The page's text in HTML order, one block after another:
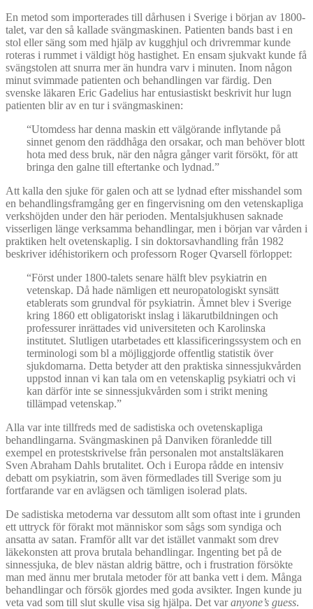
En metod som importerades till dårhusen i Sverige i början av 1800-
talet, var den så kallade svängmaskinen. Patienten bands bast i en
stol eller säng som med hjälp av kugghjul och drivremmar kunde
roteras i rummet i väldigt hög hastighet. En ensam sjukvakt kunde få
svängstolen att snurra mer än hundra varv i minuten. Inom någon
minut svimmade patienten och behandlingen var färdig. Den
svenske läkaren Eric Gadelius har entusiastiskt beskrivit hur lugn
patienten blir av en tur i svängmaskinen:
“Utomdess har denna maskin ett välgörande inflytande på
sinnet genom den räddhåga den orsakar, och man behöver blott
hota med dess bruk, när den några gånger varit försökt, för att
bringa den galne till eftertanke och lydnad.”
Att kalla den sjuke för galen och att se lydnad efter misshandel som
en behandlingsframgång ger en fingervisning om den vetenskapliga
verkshöjden under den här perioden. Mentalsjukhusen saknade
visserligen länge verksamma behandlingar, men i början var vården i
praktiken helt ovetenskaplig. I sin doktorsavhandling från 1982
beskriver idéhistorikern och professorn Roger Qvarsell förloppet:
“Först under 1800-talets senare hälft blev psykiatrin en
vetenskap. Då hade nämligen ett neuropatologiskt synsätt
etablerats som grundval för psykiatrin. Ämnet blev i Sverige
kring 1860 ett obligatoriskt inslag i läkarutbildningen och
professurer inrättades vid universiteten och Karolinska
institutet. Slutligen utarbetades ett klassificeringssystem och en
terminologi som bl a möjliggjorde offentlig statistik över
sjukdomarna. Detta betyder att den praktiska sinnessjukvården
uppstod innan vi kan tala om en vetenskaplig psykiatri och vi
kan därför inte se sinnessjukvården som i strikt mening
tillämpad vetenskap.”
Alla var inte tillfreds med de sadistiska och ovetenskapliga
behandlingarna. Svängmaskinen på Danviken föranledde till
exempel en protestskrivelse från personalen mot anstaltsläkaren
Sven Abraham Dahls brutalitet. Och i Europa rådde en intensiv
debatt om psykiatrin, som även förmedlades till Sverige som ju
fortfarande var en avlägsen och tämligen isolerad plats.
De sadistiska metoderna var dessutom allt som oftast inte i grunden
ett uttryck för förakt mot människor som sågs som syndiga och
ansatta av satan. Framför allt var det istället vanmakt som drev
läkekonsten att prova brutala behandlingar. Ingenting bet på de
sinnessjuka, de blev nästan aldrig bättre, och i frustration försökte
man med ännu mer brutala metoder för att banka vett i dem. Många
behandlingar och försök gjordes med goda avsikter. Ingen kunde ju
veta vad som till slut skulle visa sig hjälpa. Det varanyone’s guess.